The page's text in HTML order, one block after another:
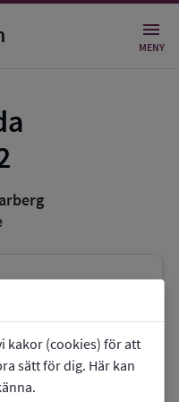
kakor (cookies) för att
sätt för dig. Här kan
MENY